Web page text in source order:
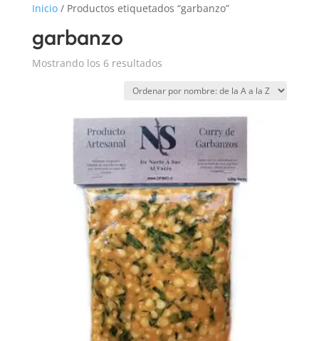
Inicio/ Productos etiquetados “garbanzo”
garbanzo
Mostrando los 6 resultados